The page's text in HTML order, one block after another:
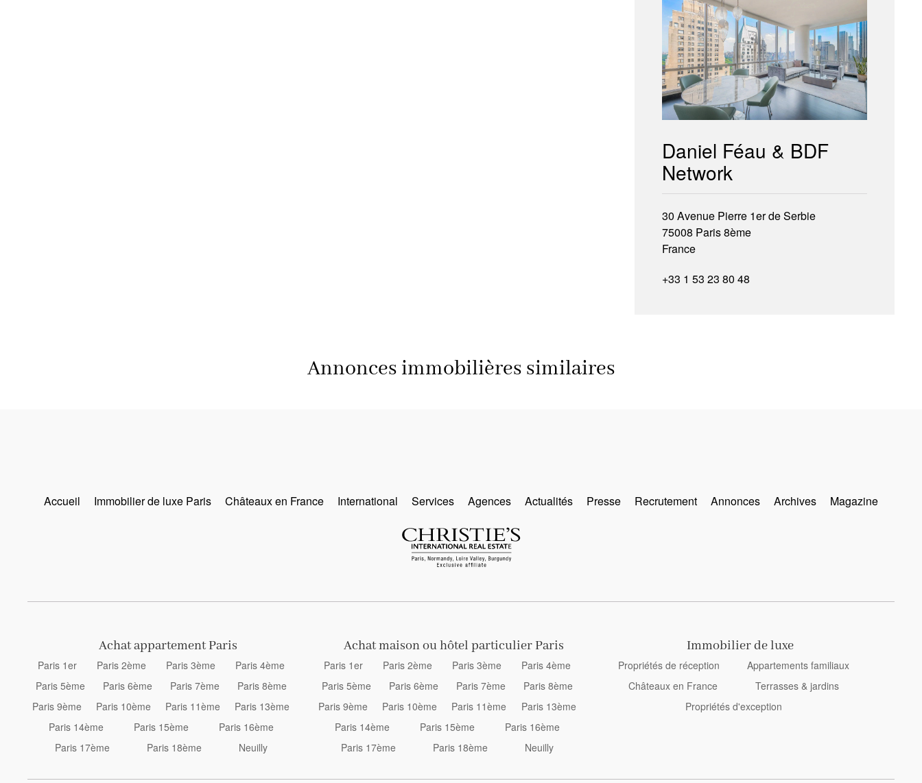
Daniel Féau & BDF
Network
30 Avenue Pierre 1er de Serbie
75008 Paris 8ème
France
+33 1 53 23 80 48
Annonces immobilières similaires
Accueil Immobilier de luxe Paris Châteaux en France International Services Agences Actualités Presse Recrutement Annonces Archives Magazine
Achat appartement Paris
Paris 1er Paris 2ème Paris 3ème
Paris 4ème
Paris 5ème
Paris 6ème Paris 7ème
Paris 8ème
Paris 9ème
Paris 10ème Paris 11ème
Paris 13ème
Paris 14ème
Paris 15ème
Paris 16ème
Paris 17ème
Paris 18ème Neuilly
Achat maison ou hôtel particulier Paris
Paris 1er Paris 2ème Paris 3ème
Paris 4ème
Paris 5ème
Paris 6ème Paris 7ème
Paris 8ème
Paris 9ème
Paris 10ème Paris 11ème
Paris 13ème
Paris 14ème
Paris 15ème
Paris 16ème
Paris 17ème
Paris 18ème Neuilly
Immobilier de luxe
Propriétés de réception
Appartements familiaux
Châteaux en France
Terrasses & jardins
Propriétés d'exception